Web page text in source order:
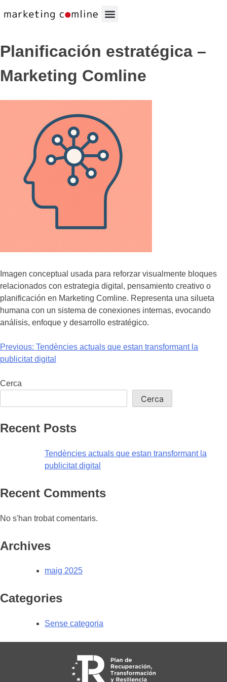
Planificación estratégica –
Marketing Comline
Imagen conceptual usada para reforzar visualmente bloques
relacionados con estrategia digital, pensamiento creativo o
planificación en Marketing Comline. Representa una silueta
humana con un sistema de conexiones internas, evocando
análisis, enfoque y desarrollo estratégico.
Previous: Tendències actuals que estan transformant la
publicitat digital
Cerca
Cerca
Recent Posts
Tendències actuals que estan transformant la
publicitat digital
Recent Comments
No s'han trobat comentaris.
Archives
maig 2025
Categories
Sense categoria